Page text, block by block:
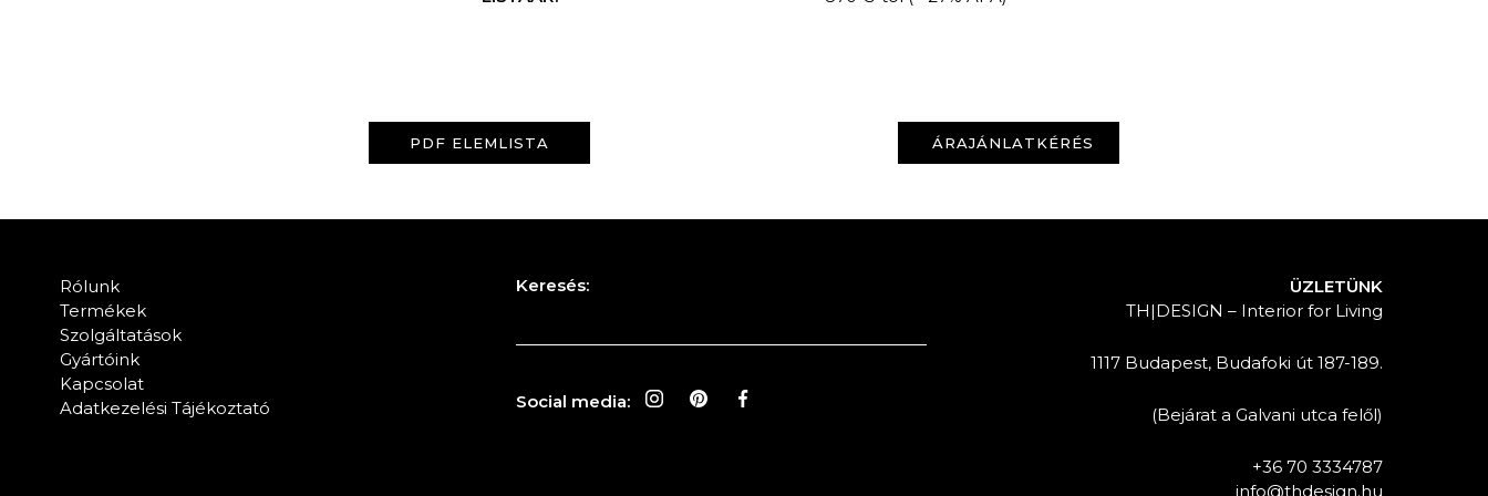
PDF ELEMLISTA ÁRAJÁNLATKÉRÉS
Rólunk
Termékek
Szolgáltatások
Gyártóink
Kapcsolat
Adatkezelési Tájékoztató
Keresés:
Social media:
ÜZLETÜNK
TH|DESIGN – Interior for Living
1117 Budapest, Budafoki út 187-189.
(Bejárat a Galvani utca felől)
+36 70 3334787
info@thdesign.hu